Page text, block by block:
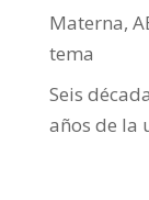
Materna,
tema
Seis
años de la